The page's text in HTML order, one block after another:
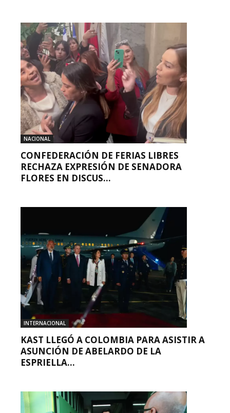
NACIONAL
CONFEDERACIÓN DE FERIAS LIBRES
RECHAZA EXPRESIÓN DE SENADORA
FLORES EN DISCUS...
INTERNACIONAL
KAST LLEGÓ A COLOMBIA PARA ASISTIR A
ASUNCIÓN DE ABELARDO DE LA
ESPRIELLA...